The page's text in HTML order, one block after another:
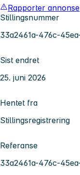
Rapporter annonse
Stillingsnummer
33a2461a-476c-
Sist endret
25. juni 2026
Hentet fra
Stillingsregistrering
Referanse
33a2461a-476c-